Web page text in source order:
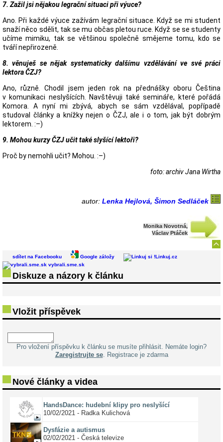
7. Zažil jsi nějakou legrační situaci při výuce?
Ano. Při každé výuce zažívám legrační situace. Když se mi student
snaží něco sdělit, tak se mu občas pletou ruce. Když se se studenty
učíme mimiku, tak se většinou společně smějeme tomu, kdo se
tváří nepřirozeně.
8. věnuješ se nějak systematicky dalšímu vzdělávání ve své práci
lektora ČZJ?
Ano, různě. Chodil jsem jeden rok na přednášky oboru Čeština
v komunikaci neslyšících. Navštěvuji také semináře, které pořádá
Komora. A nyní mi zbývá, abych se sám vzdělával, popřípadě
studoval články a knížky nejen o ČZJ, ale i o tom, jak být dobrým
lektorem. :–)
9. Mohou kurzy ČZJ učit také slyšící lektoři?
Proč by nemohli učit? Mohou. :–)
foto: archiv Jana Wirtha
autor: Lenka Hejlová, Šimon Sedláček
Monika Novotná,
Václav Ptáček
sdílet na Facebooku Google záložy
Linkuj.cz
vybrali.sme.sk
Diskuze a názory k článku
Vložit příspěvek
Pro vložení příspěvku k článku se musíte přihlásit. Nemáte login?
Zaregistrujte se. Registrace je zdarma
Nové články a videa
HandsDance: hudební klipy pro neslyšící
10/02/2021 - Radka Kulichová
Dysfázie a autismus
02/02/2021 - Česká televize